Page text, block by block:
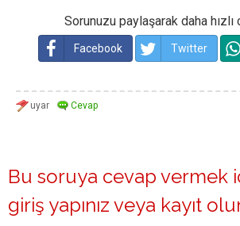
Sorunuzu paylaşarak daha hızlı
Facebook Twitter
Bu soruya cevap vermek
giriş yapınız veya kayıt